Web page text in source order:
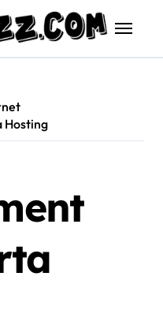
Hosting